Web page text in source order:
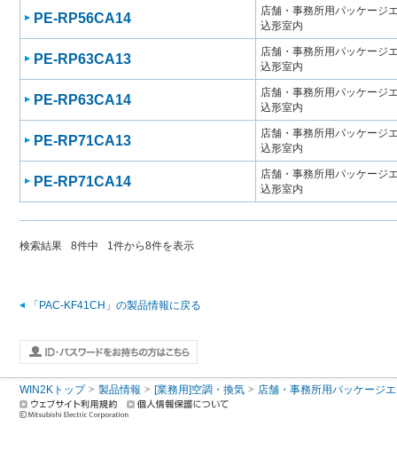
PE-RP56CA14
店舗・事務所用パッケージ
込形室内
PE-RP63CA13
店舗・事務所用パッケージ
込形室内
PE-RP63CA14
店舗・事務所用パッケージ
込形室内
PE-RP71CA13
店舗・事務所用パッケージ
込形室内
PE-RP71CA14
店舗・事務所用パッケージ
込形室内
検索結果 8件中 1件から8件を表示
「PAC-KF41CH」の製品情報に戻る
WIN2Kトップ 製品情報 [業務用]空調・換気 店舗・事務所用パッケージ